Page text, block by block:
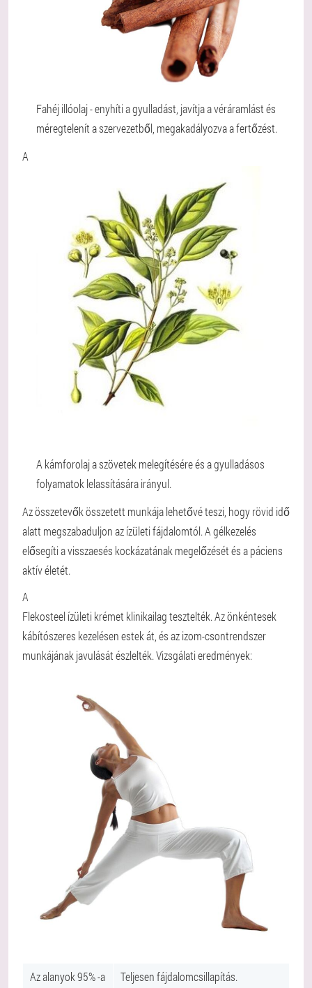
Fahéj illóolaj - enyhíti a gyulladást, javítja a véráramlást és
méregtelenít a szervezetből, megakadályozva a fertőzést.
A
A kámforolaj a szövetek melegítésére és a gyulladásos
folyamatok lelassítására irányul.
Az összetevők összetett munkája lehetővé teszi, hogy rövid idő
alatt megszabaduljon az ízületi fájdalomtól. A gélkezelés
elősegíti a visszaesés kockázatának megelőzését és a páciens
aktív életét.
A
Flekosteel ízületi krémet klinikailag tesztelték. Az önkéntesek
kábítószeres kezelésen estek át, és az izom-csontrendszer
munkájának javulását észlelték. Vizsgálati eredmények:
Az alanyok 95% -a Teljesen fájdalomcsillapítás.